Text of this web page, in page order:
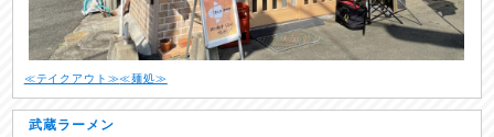
≪テイクアウト≫≪麺処≫
武蔵ラーメン